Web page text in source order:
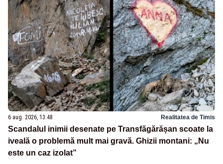
6 aug. 2026, 13:48 Realitatea de Timis
Scandalul inimii desenate pe Transfăgărășan scoate la
iveală o problemă mult mai gravă. Ghizii montani: „Nu
este un caz izolat”